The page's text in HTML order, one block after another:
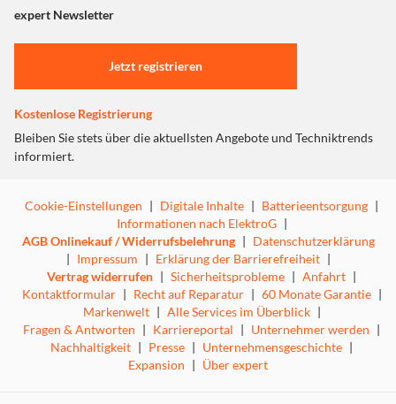
"Marketing".
Einstellungen anpassen
expert Newsletter
Jetzt registrieren
Kostenlose Registrierung
Bleiben Sie stets über die aktuellsten Angebote und Techniktrends
informiert.
Cookie-Einstellungen | Digitale Inhalte | Batterieentsorgung |
Informationen nach ElektroG |
AGB Onlinekauf / Widerrufsbelehrung | Datenschutzerklärung
| Impressum | Erklärung der Barrierefreiheit |
Vertrag widerrufen | Sicherheitsprobleme | Anfahrt |
Kontaktformular | Recht auf Reparatur | 60 Monate Garantie |
Markenwelt | Alle Services im Überblick |
Fragen & Antworten | Karriereportal | Unternehmer werden |
Nachhaltigkeit | Presse | Unternehmensgeschichte |
Expansion | Über expert